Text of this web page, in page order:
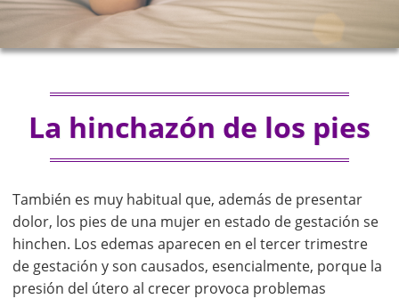
La hinchazón de los pies
También es muy habitual que, además de presentar
dolor, los pies de una mujer en estado de gestación se
hinchen. Los edemas aparecen en el tercer trimestre
de gestación y son causados, esencialmente, porque la
presión del útero al crecer provoca problemas